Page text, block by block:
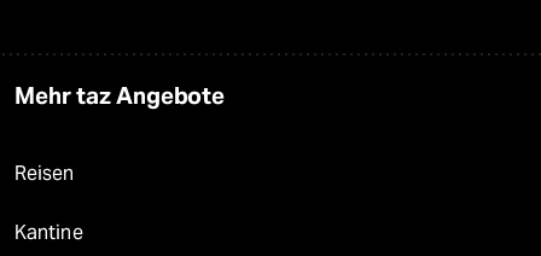
Mehr taz Angebote
Reisen
Kantine